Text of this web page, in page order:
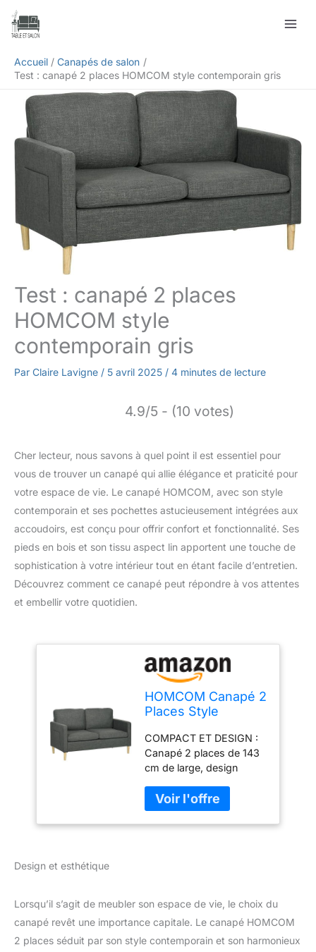
Aller
Accueil
Canapés de salon
Test : canapé 2 places HOMCOM style contemporain gris
Test : canapé 2 places
HOMCOM style
contemporain gris
Par Claire Lavigne / 5 avril 2025 / 4 minutes de lecture
4.9/5 - (10 votes)
Cher lecteur, nous savons à quel point il est essentiel pour
vous de trouver un canapé qui allie élégance et praticité pour
votre espace de vie. Le canapé HOMCOM, avec son style
contemporain et ses pochettes astucieusement intégrées aux
accoudoirs, est conçu pour offrir confort et fonctionnalité. Ses
pieds en bois et son tissu aspect lin apportent une touche de
sophistication à votre intérieur tout en étant facile d’entretien.
Découvrez comment ce canapé peut répondre à vos attentes
et embellir votre quotidien.
HOMCOM Canapé 2
Places Style
Pochettes sur Les
accoudoirs Pieds
en Bois revêtement
Tissu Aspect Lin -
Gris
COMPACT ET DESIGN :
Canapé 2 places de 143
cm de large, design
idéal pour ajouter une
touche supplémentaire
d'élégance à votre
mais suffisamment petit
pour ne pas prendre trop
de place. GRAND
CONFORT : Ce petit
Design et esthétique
Lorsqu’il s’agit de meubler son espace de vie, le choix du
canapé revêt une importance capitale. Le canapé HOMCOM
2 places séduit par son style contemporain et son harmonieux
Rechercher